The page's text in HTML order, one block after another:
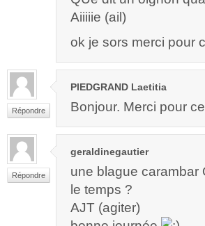
Aiiiiie (ail)
ok je sors merci pour
Répondre
PIEDGRAND Laetitia
Bonjour. Merci pour
Répondre
geraldinegautier
une blague carambar
le temps ?
AJT (agiter)